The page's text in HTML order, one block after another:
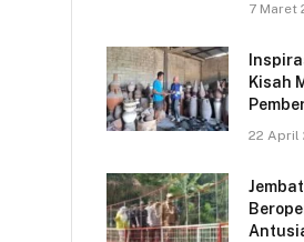
7 Maret
Kisah
22 April